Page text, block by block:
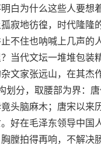
为什么这些人要想
寂地彷徨，时代隆隆
不住也呐喊上几声的
当代文坛一堆堆包装
家张远山，在其杰
划分，取腰部为界：
头脑麻木；唐宋以来
好在毛泽东领导中
膛拍得再响，不解决